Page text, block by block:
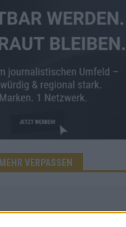
VERPASSEN